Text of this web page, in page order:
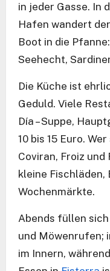
in jeder Gasse. In
Hafen wandert
Boot in die
Seehecht,
Die Küche ist
Geduld. Viele
Día – Suppe,
10 bis 15 Euro.
Coviran, Froiz
kleine Fischläden,
Wochenmärkte.
Abends füllen
und Möwenrufen;
im Innern,